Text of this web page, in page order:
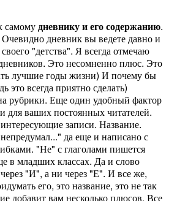
самомудневнику и его содержанию.
дневник вы ведете давно и
"детства". Я всегда отмечаю
Это несомненно плюс. Это
лучшие годы жизни) И почему бы
это всегда приятно сделать)
рубрики. Еще один удобный фактор
для ваших постоянных читателей.
записи. Название.
да еще и написано с
"Не" с глаголами пишется
в младших классах. Да и слово
"И", а ни через "Е". И все же,
его, это название, это не так
добавит вам несколько плюсов. Все